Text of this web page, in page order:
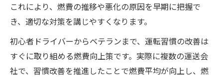
これにより、燃費の推移や悪化の原因を早期に把握で
き、適切な対策を講じやすくなります。
初心者ドライバーからベテランまで、運転習慣の改善は
すぐに取り組める燃費向上策です。実際に複数の運送会
社で、習慣改善を推進したことで燃費平均が向上し、燃